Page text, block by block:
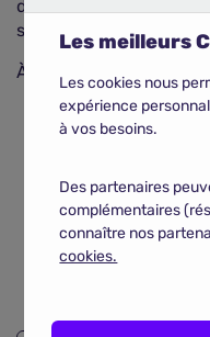
dévitalisation lors des
s'étaient déroulés à
À retenir
Une polyclinique
village olympique
Financée par des
suscité un grand
notamment
Les meilleurs
Les cookies nous
expérience
à vos besoins.
Des partenaires
complémentaires
connaître nos
cookies.